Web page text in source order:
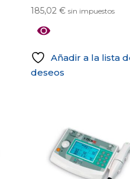
185,02 € sin impuestos
Añadir a la lista
deseos